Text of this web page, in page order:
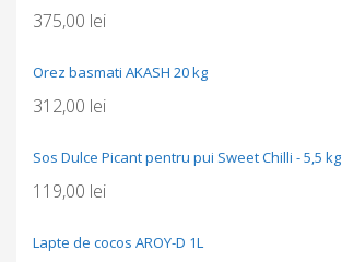
375,00 lei
Orez basmati AKASH 20 kg
312,00 lei
Sos Dulce Picant pentru pui Sweet Chilli - 5,5 kg
119,00 lei
Lapte de cocos AROY-D 1L